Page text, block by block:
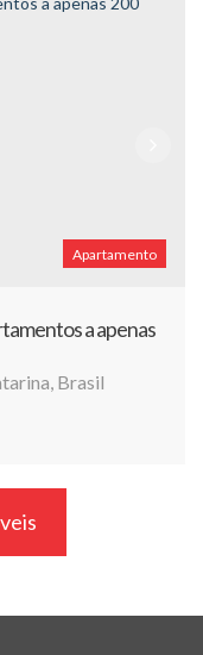
Apartamento
a apenas
, Brasil